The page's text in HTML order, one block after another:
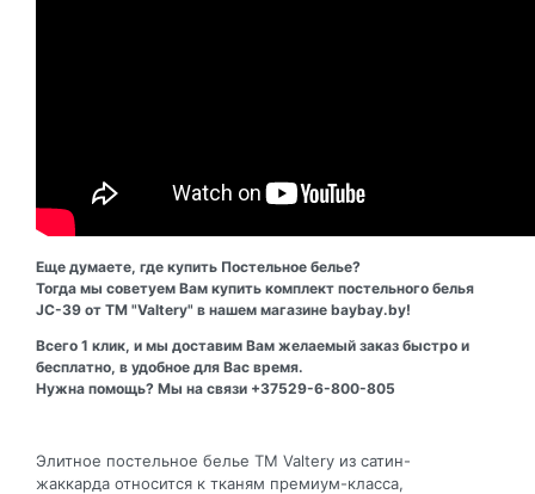
Еще думаете, где купить Постельное белье?
Тогда мы советуем Вам купить комплект постельного белья
JC-39 от ТМ "Valtery" в нашем магазине baybay.by!
Всего 1 клик, и мы доставим Вам желаемый заказ быстро и
бесплатно, в удобное для Вас время.
Нужна помощь? Мы на связи +37529-6-800-805
Элитное постельное белье ТМ Valtery из сатин-
жаккарда относится к тканям премиум-класса,